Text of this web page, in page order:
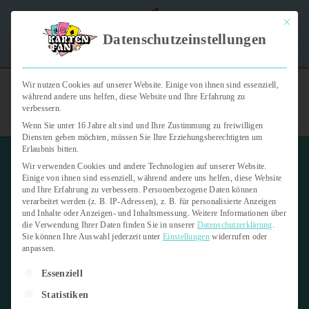
"Kartenfan – Der Podcast" | Das Hobby auf die Ohren |
Mit
Datenschutzeinstellungen
Wir nutzen Cookies auf unserer Website. Einige von ihnen sind essenziell,
während andere uns helfen, diese Website und Ihre Erfahrung zu
verbessern.
Wenn Sie unter 16 Jahre alt sind und Ihre Zustimmung zu freiwilligen
Diensten geben möchten, müssen Sie Ihre Erziehungsberechtigten um
Erlaubnis bitten.
Wir verwenden Cookies und andere Technologien auf unserer Website.
Einige von ihnen sind essenziell, während andere uns helfen, diese Website
und Ihre Erfahrung zu verbessern. Personenbezogene Daten können
verarbeitet werden (z. B. IP-Adressen), z. B. für personalisierte Anzeigen
und Inhalte oder Anzeigen- und Inhaltsmessung. Weitere Informationen über
die Verwendung Ihrer Daten finden Sie in unserer Datenschutzerklärung.
Sie können Ihre Auswahl jederzeit unterEinstellungenwiderrufen oder
anpassen.
Es folgt eine Liste der Service-Gruppen, für die eine Einwilligung
Essenziell
Statistiken